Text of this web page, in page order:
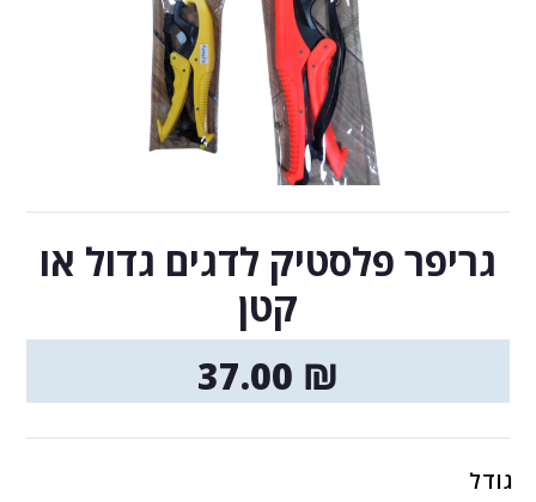
גריפר פלסטיק לדגים גדול או
קטן
37.00 ₪
גודל